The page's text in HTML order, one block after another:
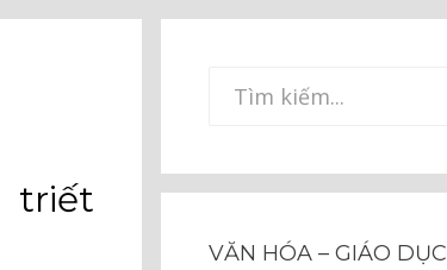
triết
Tìm
VĂN HÓA – GIÁO DỤC